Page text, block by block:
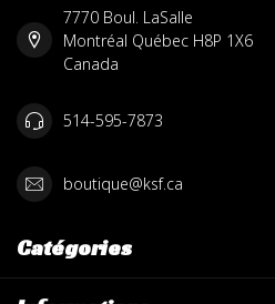
7770 Boul. LaSalle
Montréal Québec H8P 1X6
Canada
514-595-7873
boutique@ksf.ca
Catégories